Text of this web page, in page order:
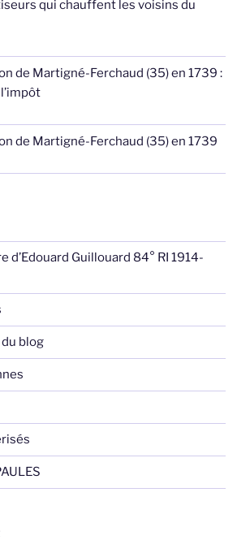
qui chauffent les voisins du
de Martigné-Ferchaud (35) en 1739 :
de Martigné-Ferchaud (35) en 1739
d’Edouard Guillouard 84° RI 1914-
blog